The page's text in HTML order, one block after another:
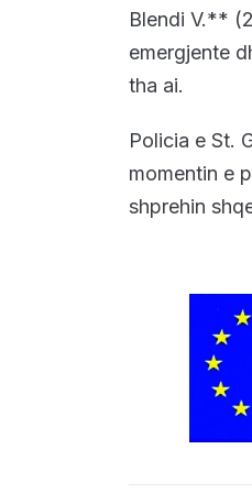
Blendi V.**
emergjente
tha ai.
Policia e St.
momentin e
shprehin